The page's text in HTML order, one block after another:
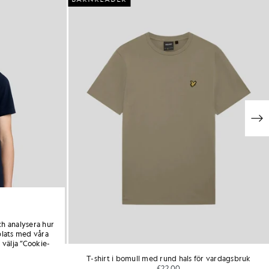
T-shirt i bomull med rund hals för vardagsbruk
analysera hur
med våra
”Cookie-